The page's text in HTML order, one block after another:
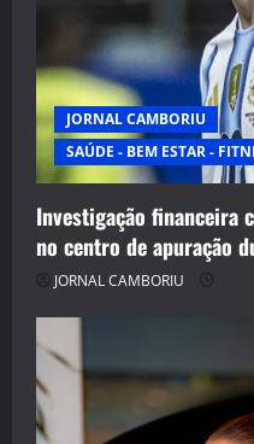
JORNAL CAMBORIU
SAÚDE - BEM ESTAR -
Investigação financeira
no centro de apuração
JORNAL CAMBORIU